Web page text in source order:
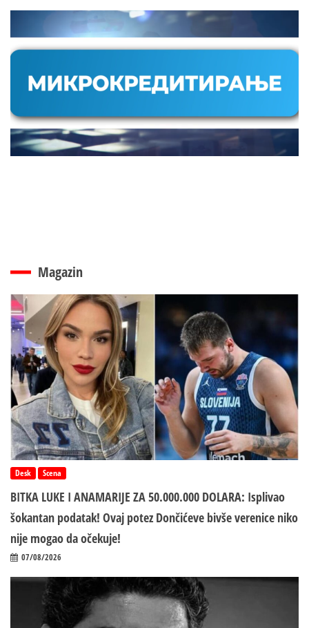
Magazin
Desk Scena
BITKA LUKE I ANAMARIJE ZA 50.000.000 DOLARA: Isplivao
šokantan podatak! Ovaj potez Dončićeve bivše verenice niko
nije mogao da očekuje!
07/08/2026